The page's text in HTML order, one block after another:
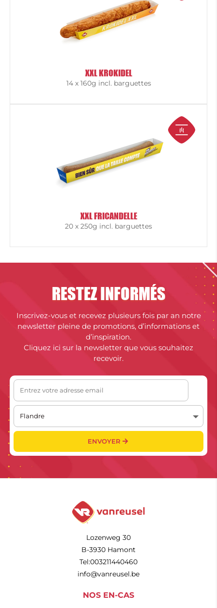
XXL KROKIDEL
14 x 160g incl. barguettes
XXL FRICANDELLE
20 x 250g incl. barguettes
RESTEZ INFORMÉS
Inscrivez-vous et recevez plusieurs fois par an notre
newsletter pleine de promotions, d’informations et
d’inspiration.
Cliquez ici sur la newsletter que vous souhaitez
recevoir.
ENVOYER
Lozenweg 30
B-3930 Hamont
Tel:003211440460
info@vanreusel.be
NOS EN-CAS